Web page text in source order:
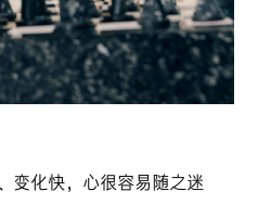
变化快，心很容易随之迷